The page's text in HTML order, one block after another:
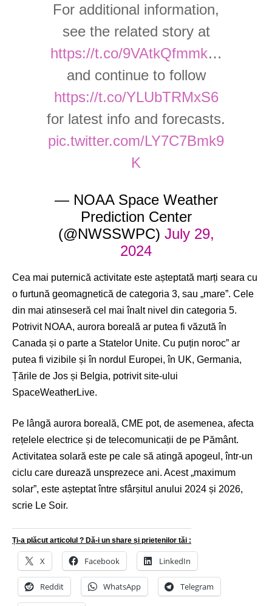
For additional information,
see the related story at
https://t.co/9VAtkQfmmk…
and continue to follow
https://t.co/YLUbTRMxS6
for latest info and forecasts.
pic.twitter.com/LY7C7Bmk9
K
— NOAA Space Weather
Prediction Center
(@NWSSWPC) July 29,
2024
Cea mai puternică activitate este așteptată marți seara cu
o furtună geomagnetică de categoria 3, sau „mare”. Cele
din mai atinseseră cel mai înalt nivel din categoria 5.
Potrivit NOAA, aurora boreală ar putea fi văzută în
Canada și o parte a Statelor Unite. Cu puțin noroc” ar
putea fi vizibile și în nordul Europei, în UK, Germania,
Țările de Jos și Belgia, potrivit site-ului
SpaceWeatherLive.
Pe lângă aurora boreală, CME pot, de asemenea, afecta
rețelele electrice și de telecomunicații de pe Pământ.
Activitatea solară este pe cale să atingă apogeul, într-un
ciclu care durează unsprezece ani. Acest „maximum
solar”, este așteptat între sfârșitul anului 2024 și 2026,
scrie Le Soir.
Ți-a plăcut articolul ? Dă-i un share și prietenilor tăi :
X Facebook LinkedIn
Reddit WhatsApp Telegram